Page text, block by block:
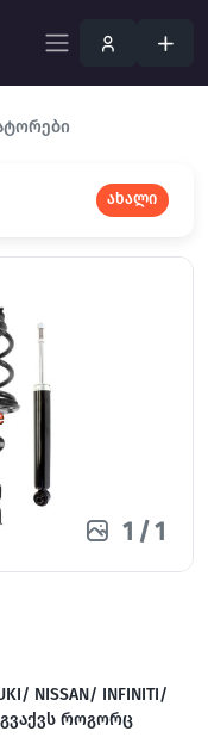
ახალი
1 /1
NISSAN/ INFINITI/
გვაქვს როგორც